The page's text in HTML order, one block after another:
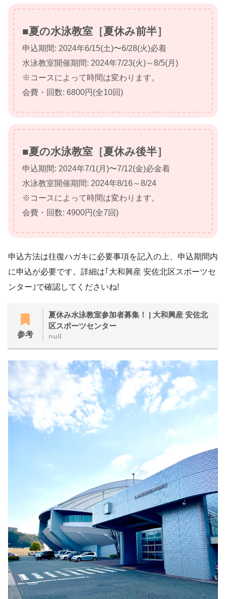
■夏の水泳教室［夏休み前半］
申込期間: 2024年6/15(土)〜6/28(火)必着
水泳教室開催期間: 2024年7/23(火)～8/5(月)
※コースによって時間は変わります。
会費・回数: 6800円(全10回)
■夏の水泳教室［夏休み後半］
申込期間: 2024年7/1(月)〜7/12(金)必金着
水泳教室開催期間: 2024年8/16～8/24
※コースによって時間は変わります。
会費・回数: 4900円(全7回)
申込方法は往復ハガキに必要事項を記入の上、申込期間内
に申込が必要です。詳細は｢大和興産 安佐北区スポーツセ
ンター｣で確認してくださいね!
参考
夏休み水泳教室参加者募集！ | 大和興産 安佐北
区スポーツセンター
null